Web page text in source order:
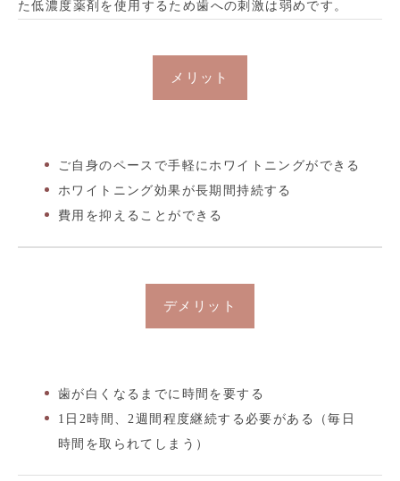
た低濃度薬剤を使用するため歯への刺激は弱めです。
メリット
ご自身のペースで手軽にホワイトニングができる
ホワイトニング効果が長期間持続する
費用を抑えることができる
デメリット
歯が白くなるまでに時間を要する
1日2時間、2週間程度継続する必要がある（毎日
時間を取られてしまう）